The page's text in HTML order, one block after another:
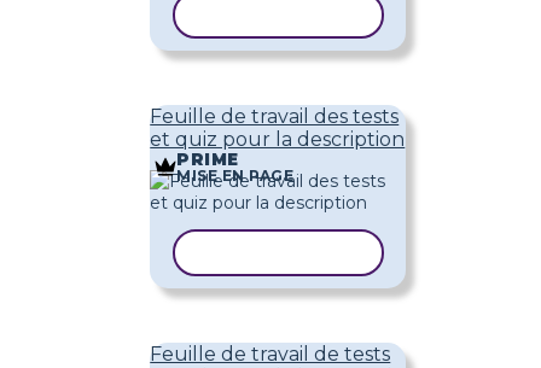
Feuille de travail des tests
et quiz pour la description
PRIME
MISE EN PAGE
Feuille de travail de tests